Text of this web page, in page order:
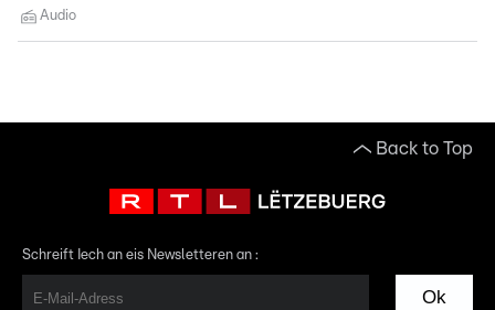
Audio
Back to Top
Schreift Iech an eis Newsletteren an :
Ok